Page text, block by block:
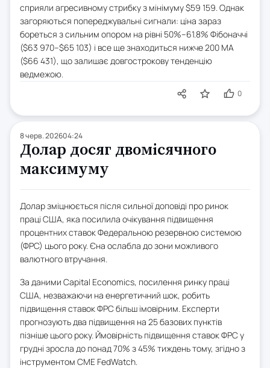
сприяли агресивному стрибку з мінімуму $59 159. Однак
загоряються попереджувальні сигнали: ціна зараз
бореться з сильним опором на рівні 50%–61.8% Фібоначчі
($63 970–$65 103) і все ще знаходиться нижче 200 MA
($66 431), що залишає довгострокову тенденцію
ведмежою.
0
8 черв. 202604:24
Долар досяг двомісячного
максимуму
Долар зміцнюється після сильної доповіді про ринок
праці США, яка посилила очікування підвищення
процентних ставок Федеральною резервною системою
(ФРС) цього року. Єна ослабла до зони можливого
валютного втручання.
За даними Capital Economics, посилення ринку праці
США, незважаючи на енергетичний шок, робить
підвищення ставок ФРС більш імовірним. Експерти
прогнозують два підвищення на 25 базових пунктів
пізніше цього року. Ймовірність підвищення ставок ФРС у
грудні зросла до понад 70% з 45% тиждень тому, згідно з
інструментом CME FedWatch.